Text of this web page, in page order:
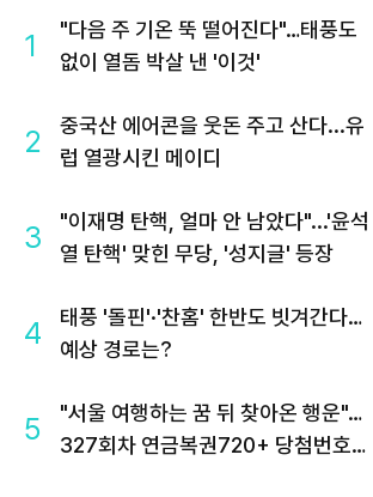
1
"다음 주 기온 뚝 떨어진다"…태풍도
없이 열돔 박살 낸 '이것'
2
중국산 에어콘을 웃돈 주고 산다...유
럽 열광시킨 메이디
3
"이재명 탄핵, 얼마 안 남았다"...'윤석
열 탄핵' 맞힌 무당, '성지글' 등장
4
태풍 '돌핀'·'찬홈' 한반도 빗겨간다…
예상 경로는?
5
"서울 여행하는 꿈 뒤 찾아온 행운"…
327회차 연금복권720+ 당첨번호조